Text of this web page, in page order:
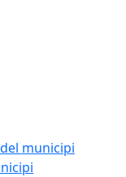
municipi